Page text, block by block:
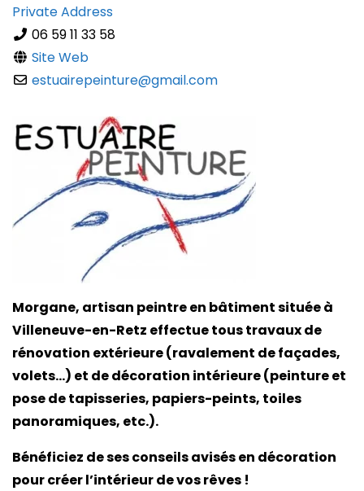
Private Address
06 59 11 33 58
Site Web
estuairepeinture@gmail.com
Morgane, artisan peintre en bâtiment située à
Villeneuve-en-Retz effectue tous travaux de
rénovation extérieure (ravalement de façades,
volets…) et de décoration intérieure (peinture et
pose de tapisseries, papiers-peints, toiles
panoramiques, etc.).
Bénéficiez de ses conseils avisés en décoration
pour créer l’intérieur de vos rêves !